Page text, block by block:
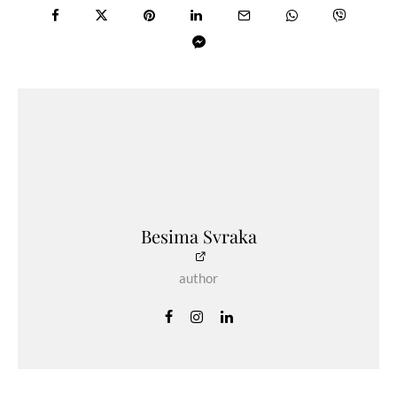
Besima Svraka
author